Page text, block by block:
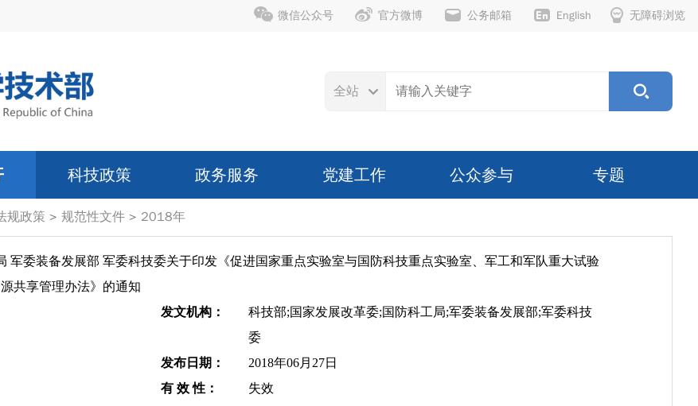
无障碍浏览
English
公务邮箱
官方微博
微信公众号
全站
科技政策 政务服务 党建工作 公众参与 专题
规政策 > 规范性文件 > 2018年
军委装备发展部 军委科技委关于印发《促进国家重点实验室与国防科技重点实验室、军工和军队重大试验
共享管理办法》的通知
发文机构：
科技部;国家发展改革委;国防科工局;军委装备发展部;军委科技
委
发布日期：
2018年06月27日
有 效 性： 失效